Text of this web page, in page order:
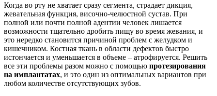
Когда во рту не хватает сразу сегмента, страдает дикция,
жевательная функция, височно-челюстной сустав. При
полной или почти полной адентии человек лишается
возможности тщательно дробить пищу во время жевания, и
это нередко становится причиной проблем с желудком и
кишечником. Костная ткань в области дефектов быстро
истончается и уменьшается в объеме – атрофируется. Решить
все эти проблемы разом можно с помощью протезирования
на имплантатах, и это один из оптимальных вариантов при
любом количестве отсутствующих зубов.